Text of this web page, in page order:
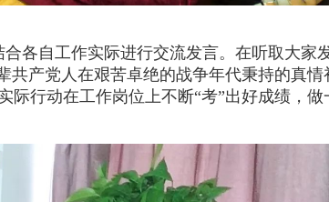
各自工作实际进行交流发言。在听取大家
共产党人在艰苦卓绝的战争年代秉持的真
行动在工作岗位上不断“考”出好成绩，做